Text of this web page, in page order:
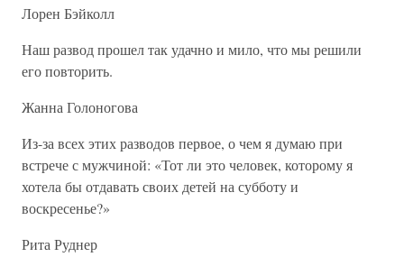
Лорен Бэйколл
Наш развод прошел так удачно и мило, что мы решили
его повторить.
Жанна Голоногова
Из-за всех этих разводов первое, о чем я думаю при
встрече с мужчиной: «Тот ли это человек, которому я
хотела бы отдавать своих детей на субботу и
воскресенье?»
Рита Руднер